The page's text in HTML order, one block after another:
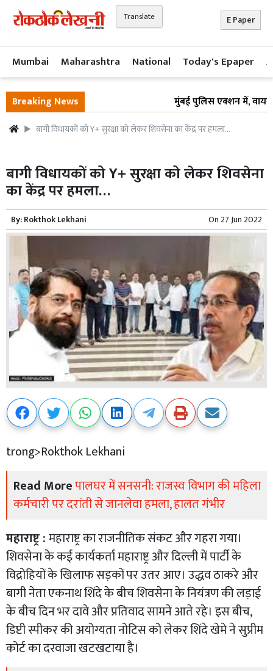
Translate E Paper
Mumbai Maharashtra National Today's Epaper
Breaking News मुंबई पुलिस एक्शन में,
बागी विधायकों को Y+ सुरक्षा को लेकर शिवसेना का केंद्र पर हमला…
बागी विधायकों को Y+ सुरक्षा को लेकर शिवसेना
का केंद्र पर हमला…
By:Rokthok Lekhani On27 Jun 2022
trong>Rokthok Lekhani
Read Moreपालघर में सनसनी: राजस्व विभाग की महिला
कर्मचारी पर दरांती से जानलेवा हमला, हालत गंभीर
महाराष्ट्र :महाराष्ट्र का राजनीतिक संकट और गहरा गया।
शिवसेना के कई कार्यकर्ता महाराष्ट्र और दिल्ली में पार्टी के
विद्रोहियों के खिलाफ सड़कों पर उतर आए। उद्धव ठाकरे और
बागी नेता एकनाथ शिंदे के बीच शिवसेना के नियंत्रण की लड़ाई
के बीच दिन भर दावे और प्रतिवाद सामने आते रहे। इस बीच,
डिप्टी स्पीकर की अयोग्यता नोटिस को लेकर शिंदे खेमे ने सुप्रीम
कोर्ट का दरवाजा खटखटाया है।